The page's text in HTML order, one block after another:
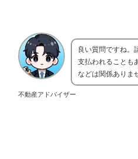
不動産アドバイザー
良い質問ですね。
支払われることも
などは関係ありま